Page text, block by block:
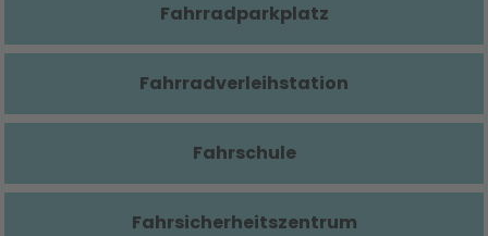
Fahrradparkplatz
Fahrradverleihstation
Fahrschule
Fahrsicherheitszentrum